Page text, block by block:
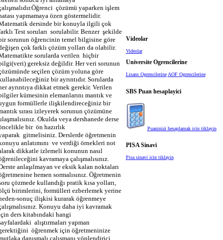
çözümü yaparken işlem
yapmamaya özen göstermelidir.
dersinde bir konuyla ilgili çok
Test soruları sorulabilir. Benzer şekilde
sorunun öğrencinin temel bilgisine göre
çok farklı çözüm yolları da olabilir.
sorularda verilen hiçbir
gereksiz değildir. Her veri sorunun
seçilen çözüm yoluna göre
bir ayrıntıdır. Sorularda
ayrıntıya dikkat etmek gerekir. Verilen
kümesinin elemanlarını mantık ve
formüllerle ilişkilendireceğiniz bir
sırası izleyerek sorunun çözümüne
Okulda veya dershanede derse
bir ön hazırlık
gitmelisiniz. Derslerde öğretmenin
anlatımını ve verdiği örnekleri not
dikkatle izlemeli konunun nasıl
kavramaya çalışmalısınız.
anlaşılmayan ve eksik kalan noktaları
hemen sormalısınız. Öğretmenin
çözmede kullandığı pratik kısa yolları,
birimlerini, formülleri ezberlemek yerine
sonuç ilişkisi kurarak öğrenmeye
Konuyu daha iyi kavramak
ders kitabındaki hangi
alıştırmaları yapman
öğrenmek için öğretmeninize
danışmalı çalışmanı yönlendirici
Videolar
Videolar
Universite Ogrencilerine
Lisans Ogrencilerine AOF Ogrencilerine
SBS Puan hesaplayici
Puaninizi hesaplamak icin tiklayin
PISA Sinavi
Pisa sinavi icin tiklayin